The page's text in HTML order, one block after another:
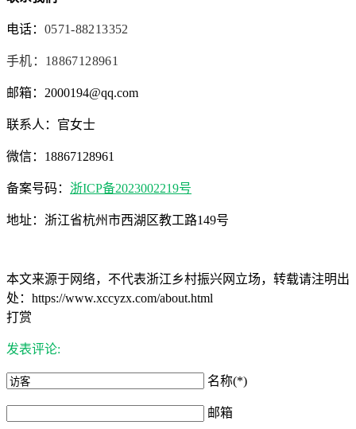
电话： 0571-88213352
手机： 18867128961
邮箱：2000194@qq.com
联系人：官女士
微信：18867128961
备案号码： 浙ICP备2023002219号
地址：浙江省杭州市西湖区教工路149号
本文来源于网络，不代表浙江乡村振兴网立场，转载请注明出
处：https://www.xccyzx.com/about.html
打赏
发表评论:
名称(*)
邮箱